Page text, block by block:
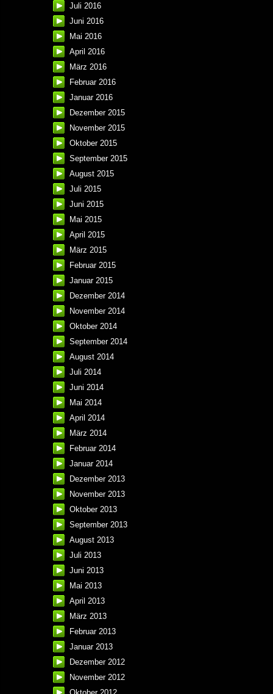
Juli 2016
Juni 2016
Mai 2016
April 2016
März 2016
Februar 2016
Januar 2016
Dezember 2015
November 2015
Oktober 2015
September 2015
August 2015
Juli 2015
Juni 2015
Mai 2015
April 2015
März 2015
Februar 2015
Januar 2015
Dezember 2014
November 2014
Oktober 2014
September 2014
August 2014
Juli 2014
Juni 2014
Mai 2014
April 2014
März 2014
Februar 2014
Januar 2014
Dezember 2013
November 2013
Oktober 2013
September 2013
August 2013
Juli 2013
Juni 2013
Mai 2013
April 2013
März 2013
Februar 2013
Januar 2013
Dezember 2012
November 2012